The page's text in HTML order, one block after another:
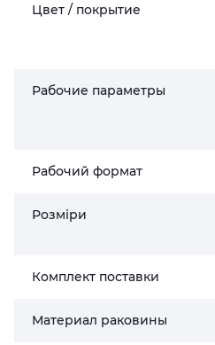
Цвет / покрытие
Рабочие параметры
Рабочий формат
Розміри
Комплект поставки
Материал раковины